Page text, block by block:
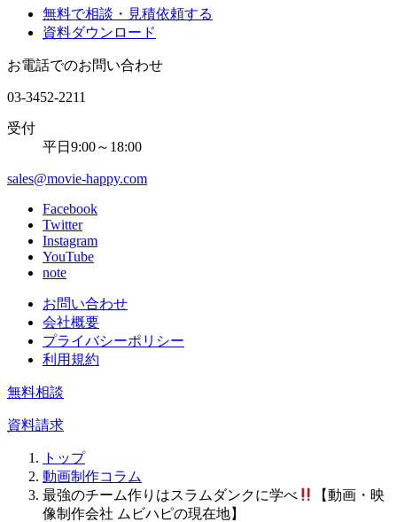
無料で相談・見積依頼する
資料ダウンロード
お電話でのお問い合わせ
03-3452-2211
受付
平日9:00～18:00
sales@movie-happy.com
Facebook
Twitter
Instagram
YouTube
note
お問い合わせ
会社概要
プライバシーポリシー
利用規約
無料相談
資料請求
トップ
動画制作コラム
最強のチーム作りはスラムダンクに学べ
【動画・映
像制作会社 ムビハピの現在地】